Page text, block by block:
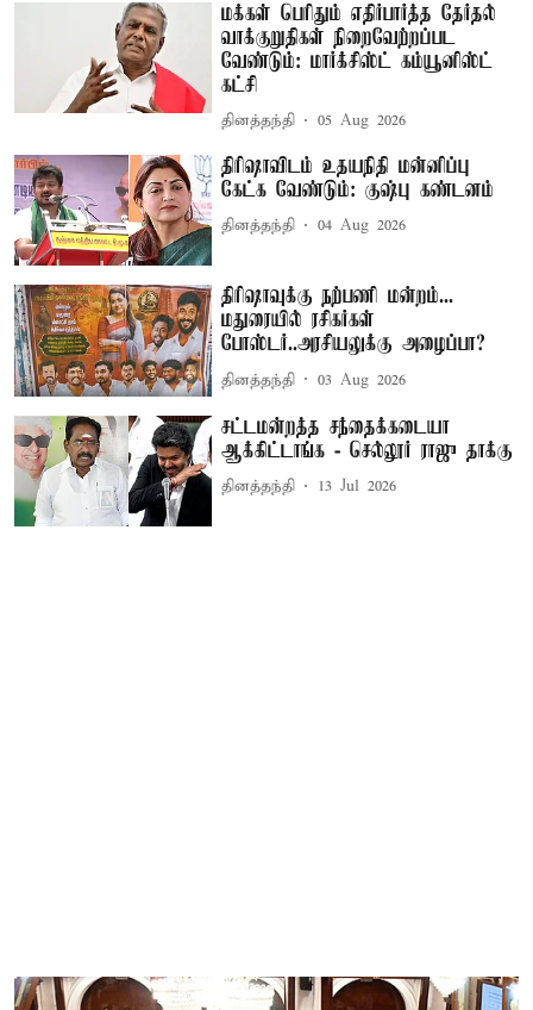
மக்கள் பெரிதும் எதிர்பார்த்த தேர்தல்
வாக்குறுதிகள் நிறைவேற்றப்பட
வேண்டும்: மார்க்சிஸ்ட் கம்யூனிஸ்ட்
கட்சி
தினத்தந்தி 05 Aug 2026
திரிஷாவிடம் உதயநிதி மன்னிப்பு
கேட்க வேண்டும்: குஷ்பு கண்டனம்
தினத்தந்தி 04 Aug 2026
திரிஷாவுக்கு நற்பணி மன்றம்...
மதுரையில் ரசிகர்கள்
போஸ்டர்..அரசியலுக்கு அழைப்பா?
தினத்தந்தி 03 Aug 2026
சட்டமன்றத்த சந்தைக்கடையா
ஆக்கிட்டாங்க - செல்லூர் ராஜு தாக்கு
தினத்தந்தி 13 Jul 2026